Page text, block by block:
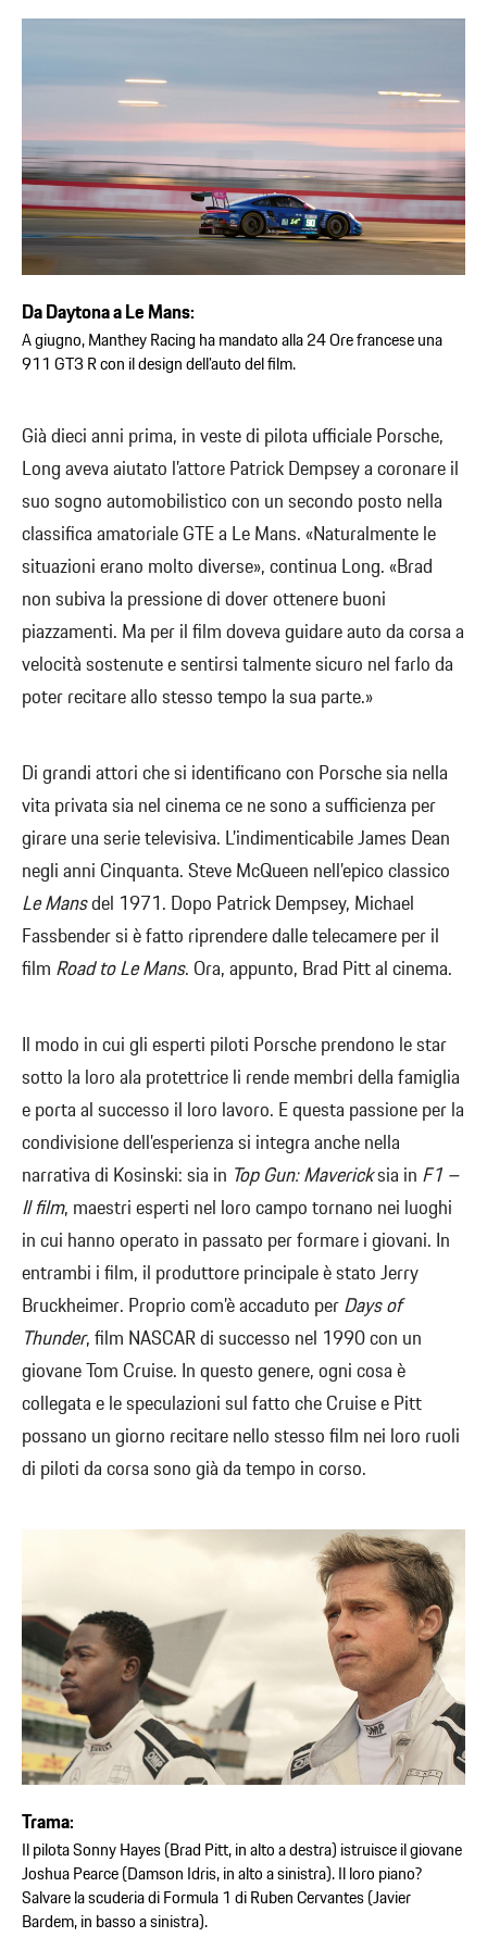
Da Daytona a Le Mans:
A giugno, Manthey Racing ha mandato alla 24 Ore francese una
911 GT3 R con il design dell’auto del film.
Già dieci anni prima, in veste di pilota ufficiale Porsche,
Long aveva aiutato l’attore Patrick Dempsey a coronare il
suo sogno automobilistico con un secondo posto nella
classifica amatoriale GTE a Le Mans. «Naturalmente le
situazioni erano molto diverse», continua Long. «Brad
non subiva la pressione di dover ottenere buoni
piazzamenti. Ma per il film doveva guidare auto da corsa a
velocità sostenute e sentirsi talmente sicuro nel farlo da
poter recitare allo stesso tempo la sua parte.»
Di grandi attori che si identificano con Porsche sia nella
vita privata sia nel cinema ce ne sono a sufficienza per
girare una serie televisiva. L’indimenticabile James Dean
negli anni Cinquanta. Steve McQueen nell’epico classico
Le Mansdel 1971. Dopo Patrick Dempsey, Michael
Fassbender si è fatto riprendere dalle telecamere per il
film Road to Le Mans. Ora, appunto, Brad Pitt al cinema.
Il modo in cui gli esperti piloti Porsche prendono le star
sotto la loro ala protettrice li rende membri della famiglia
e porta al successo il loro lavoro. E questa passione per la
condivisione dell’esperienza si integra anche nella
narrativa di Kosinski: sia in Top Gun: Mavericksia in F1 –
Il film, maestri esperti nel loro campo tornano nei luoghi
in cui hanno operato in passato per formare i giovani. In
entrambi i film, il produttore principale è stato Jerry
Bruckheimer. Proprio com’è accaduto perDays of
Thunder, film NASCAR di successo nel 1990 con un
giovane Tom Cruise. In questo genere, ogni cosa è
collegata e le speculazioni sul fatto che Cruise e Pitt
possano un giorno recitare nello stesso film nei loro ruoli
di piloti da corsa sono già da tempo in corso.
Trama:
Il pilota Sonny Hayes (Brad Pitt, in alto a destra) istruisce il giovane
Joshua Pearce (Damson Idris, in alto a sinistra). Il loro piano?
Salvare la scuderia di Formula 1 di Ruben Cervantes (Javier
Bardem, in basso a sinistra).